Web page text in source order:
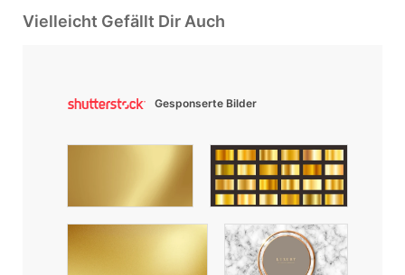
Vielleicht Gefällt Dir Auch
Gesponserte Bilder